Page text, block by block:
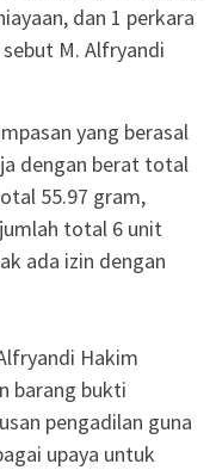
dan 1 perkara
M. Alfryandi
yang berasal
dengan berat total
55.97 gram,
total 6 unit
ada izin dengan
Hakim
barang bukti
pengadilan guna
upaya untuk